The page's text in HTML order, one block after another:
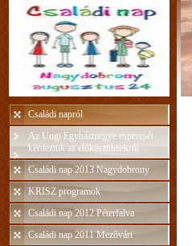
Családi napról
Az Ungi Egyházmegye esperesét
kérdeztük az előkészületekről
Családi nap 2013 Nagydobrony
KRISZ programok
Családi nap 2012 Péterfalva
Családi nap 2011 Mezővári